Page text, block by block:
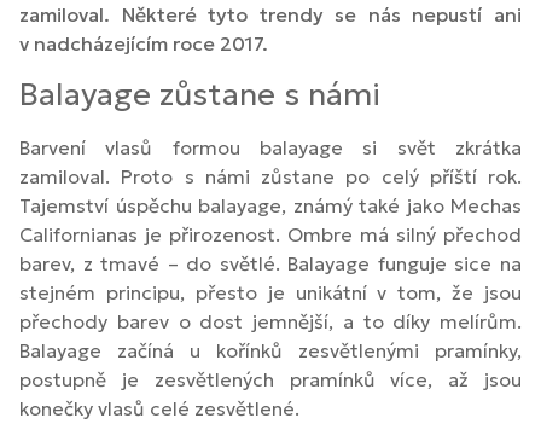
zamiloval. Některé tyto trendy se nás nepustí ani
v nadcházejícím roce 2017.
Balayage zůstane s námi
Barvení vlasů formou balayage si svět zkrátka
zamiloval. Proto s námi zůstane po celý příští rok.
Tajemství úspěchu balayage, známý také jako Mechas
Californianas je přirozenost. Ombre má silný přechod
barev, z tmavé – do světlé. Balayage funguje sice na
stejném principu, přesto je unikátní v tom, že jsou
přechody barev o dost jemnější, a to díky melírům.
Balayage začíná u kořínků zesvětlenými pramínky,
postupně je zesvětlených pramínků více, až jsou
konečky vlasů celé zesvětlené.